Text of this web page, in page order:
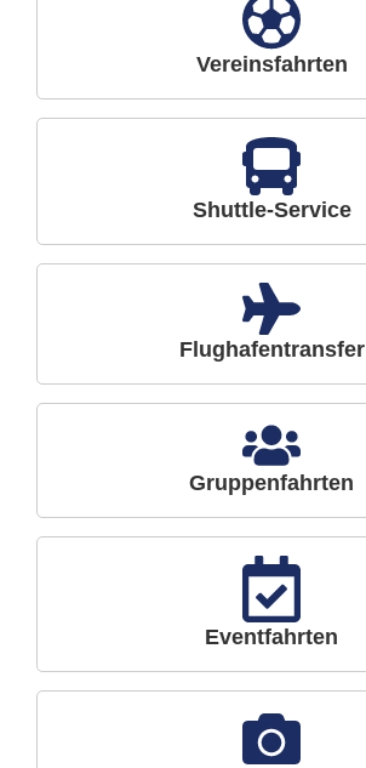
Vereinsfahrten
Shuttle-Service
Flughafentransfer
Gruppenfahrten
Eventfahrten